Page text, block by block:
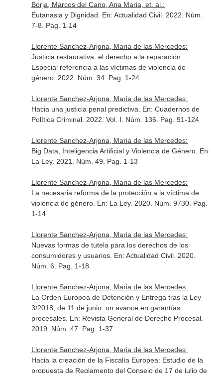
Borja, Marcos del Cano, Ana Maria, et. al.:
Eutanasia y Dignidad. En: Actualidad Civil. 2022. Núm.
7-8. Pag. 1-14
Llorente Sanchez-Arjona, Maria de las Mercedes:
Justicia restaurativa: el derecho a la reparación.
Especial referencia a las víctimas de violencia de
género. 2022. Núm. 34. Pag. 1-24
Llorente Sanchez-Arjona, Maria de las Mercedes:
Hacia una justicia penal predictiva. En: Cuadernos de
Política Criminal. 2022. Vol. I. Núm. 136. Pag. 91-124
Llorente Sanchez-Arjona, Maria de las Mercedes:
Big Data, Inteligencia Artificial y Violencia de Género. En:
La Ley. 2021. Núm. 49. Pag. 1-13
Llorente Sanchez-Arjona, Maria de las Mercedes:
La necesaria reforma de la protección a la víctima de
violencia de género. En: La Ley. 2020. Núm. 9730. Pag.
1-14
Llorente Sanchez-Arjona, Maria de las Mercedes:
Nuevas formas de tutela para los derechos de los
consumidores y usuarios. En: Actualidad Civil. 2020.
Núm. 6. Pag. 1-18
Llorente Sanchez-Arjona, Maria de las Mercedes:
La Orden Europea de Detención y Entrega tras la Ley
3/2018, de 11 de junio: un avance en garantías
procesales. En: Revista General de Derecho Procesal.
2019. Núm. 47. Pag. 1-37
Llorente Sanchez-Arjona, Maria de las Mercedes:
Hacia la creación de la Fiscalía Europea: Estudio de la
propuesta de Reglamento del Consejo de 17 de julio de